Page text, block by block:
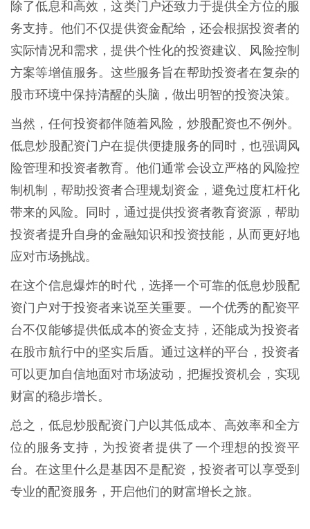
除了低息和高效，这类门户还致力于提供全方位的服
务支持。他们不仅提供资金配给，还会根据投资者的
实际情况和需求，提供个性化的投资建议、风险控制
方案等增值服务。这些服务旨在帮助投资者在复杂的
股市环境中保持清醒的头脑，做出明智的投资决策。
当然，任何投资都伴随着风险，炒股配资也不例外。
低息炒股配资门户在提供便捷服务的同时，也强调风
险管理和投资者教育。他们通常会设立严格的风险控
制机制，帮助投资者合理规划资金，避免过度杠杆化
带来的风险。同时，通过提供投资者教育资源，帮助
投资者提升自身的金融知识和投资技能，从而更好地
应对市场挑战。
在这个信息爆炸的时代，选择一个可靠的低息炒股配
资门户对于投资者来说至关重要。一个优秀的配资平
台不仅能够提供低成本的资金支持，还能成为投资者
在股市航行中的坚实后盾。通过这样的平台，投资者
可以更加自信地面对市场波动，把握投资机会，实现
财富的稳步增长。
总之，低息炒股配资门户以其低成本、高效率和全方
位的服务支持，为投资者提供了一个理想的投资平
台。在这里什么是基因不是配资，投资者可以享受到
专业的配资服务，开启他们的财富增长之旅。